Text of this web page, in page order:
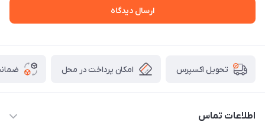
ارسال دیدگاه
تحویل اکسپرس امکان پرداخت در محل
اطلاعات تماس